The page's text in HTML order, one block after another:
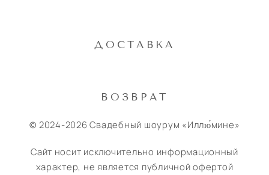
ДОСТАВКА
ВОЗВРАТ
© 2024-2026 Свадебный шоурум «Иллю́мине»
Сайт носит исключительно информационный
характер, не является публичной офертой